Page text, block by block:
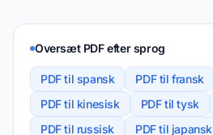
Oversæt PDF efter sprog
PDF til spansk PDF til fransk
PDF til kinesisk
PDF til tysk
PDF til russisk
PDF til japansk